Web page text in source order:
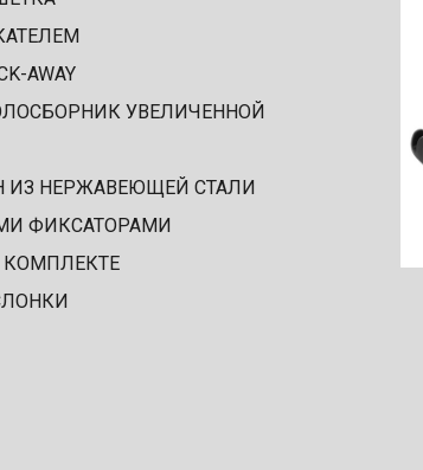
AWAY
УВЕЛИЧЕННОЙ
ИЗ НЕРЖАВЕЮЩЕЙ СТАЛИ
ФИКСАТОРАМИ
КОМПЛЕКТЕ